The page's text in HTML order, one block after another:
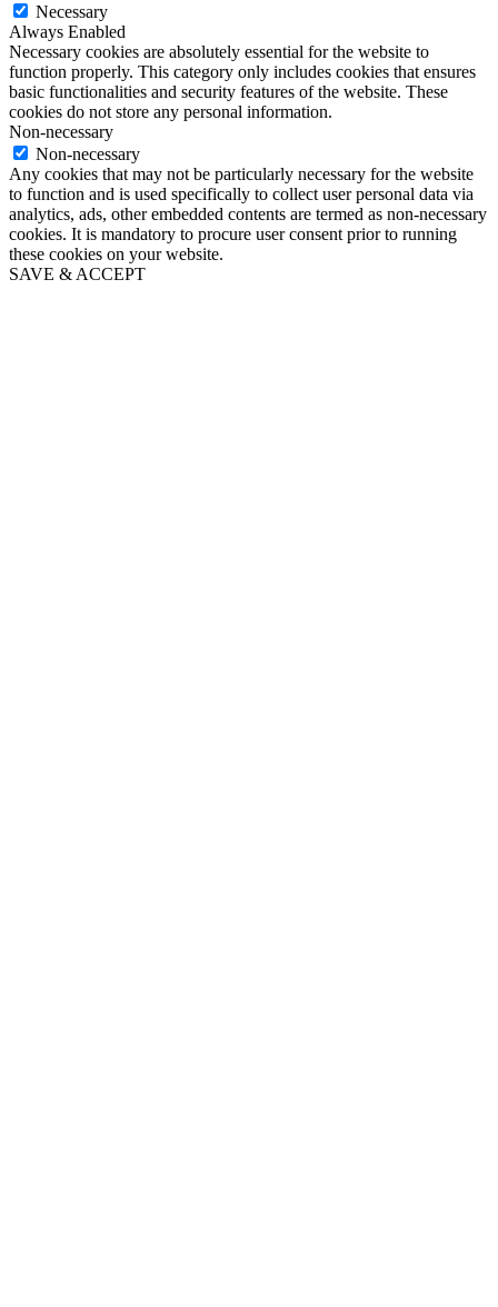
Necessary
Always Enabled
Necessary cookies are absolutely essential for the website to
function properly. This category only includes cookies that ensures
basic functionalities and security features of the website. These
cookies do not store any personal information.
Non-necessary
Non-necessary
Any cookies that may not be particularly necessary for the website
to function and is used specifically to collect user personal data via
analytics, ads, other embedded contents are termed as non-necessary
cookies. It is mandatory to procure user consent prior to running
these cookies on your website.
SAVE & ACCEPT